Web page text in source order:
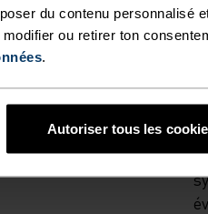
du contenu personnalisé
ou retirer ton
.
Autoriser tous les
À HAUTE
- Running